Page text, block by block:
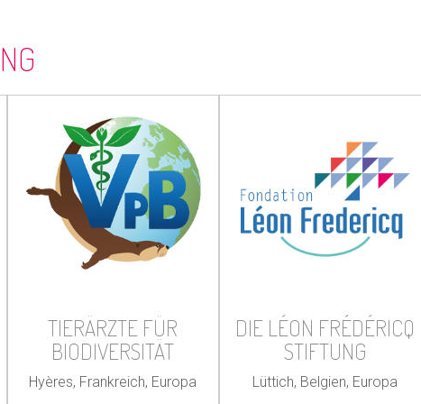
TIERÄRZTE FÜR
BIODIVERSITÄT
Hyères, Frankreich, Europa
DIE LÉON FRÉDÉRICQ
STIFTUNG
Lüttich, Belgien, Europa